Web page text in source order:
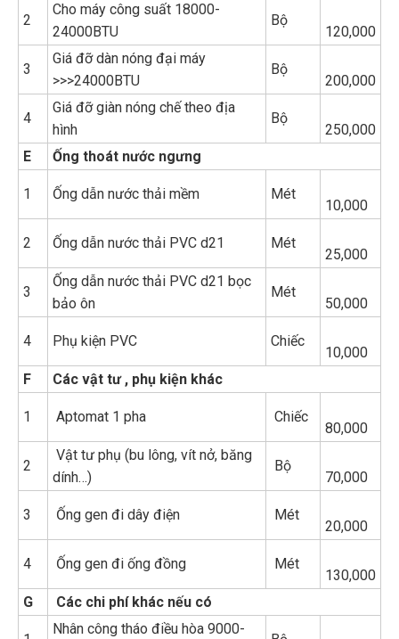
2
Cho máy công suất 18000-
24000BTU
Bộ
120,000
3
Giá đỡ dàn nóng đại máy
>>>24000BTU
Bộ
200,000
4
Giá đỡ giàn nóng chế theo địa
hình
Bộ
250,000
E
Ống thoát nước ngưng
1 Ống dẫn nước thải mềm Mét
10,000
2 Ống dẫn nước thải PVC d21 Mét
25,000
3
Ống dẫn nước thải PVC d21 bọc
bảo ôn
Mét
50,000
4 Phụ kiện PVC Chiếc
10,000
F
Các vật tư , phụ kiện khác
1 Aptomat 1 pha Chiếc
80,000
2
Vật tư phụ (bu lông, vít nở, băng
dính…)
Bộ
70,000
3 Ống gen đi dây điện Mét
20,000
4 Ống gen đi ống đồng Mét
130,000
G
Các chi phí khác nếu có
Nhân công tháo điều hòa 9000-